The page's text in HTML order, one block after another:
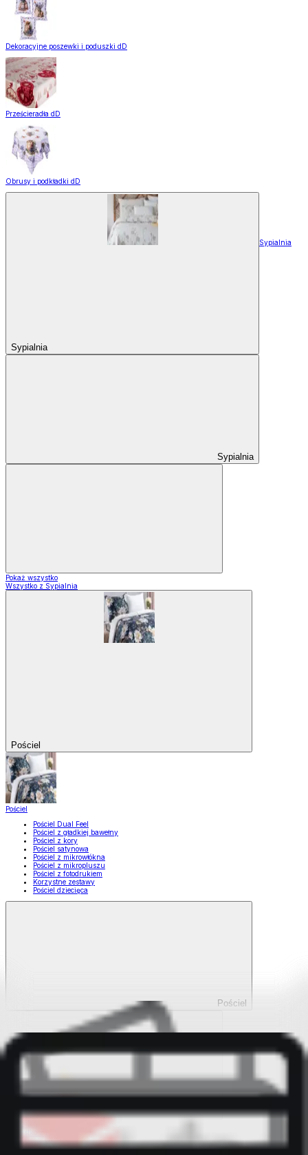
Dekoracyjne poszewki i poduszki dD
Prześcieradła dD
Obrusy i podkładki dD
Sypialnia
Sypialnia
Sypialnia
Pokaż wszystko
Wszystko z Sypialnia
Pościel
Pościel
Pościel Dual Feel
Pościel z gładkiej bawełny
Pościel z kory
Pościel satynowa
Pościel z mikrowłókna
Pościel z mikropluszu
Pościel z fotodrukiem
Korzystne zestawy
Pościel dziecięca
Pościel